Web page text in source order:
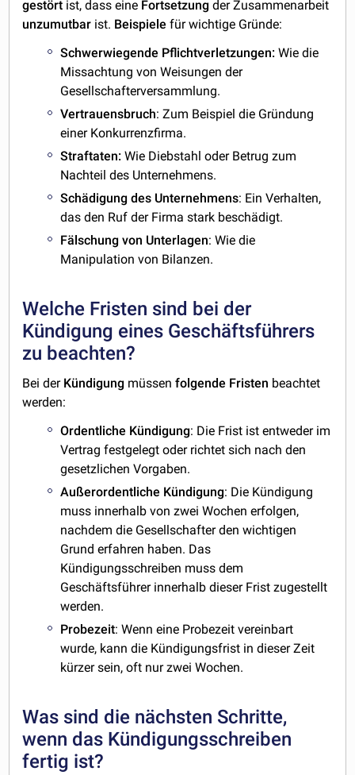
gestört ist, dass eine Fortsetzung der Zusammenarbeit
unzumutbar ist. Beispiele für wichtige Gründe:
Schwerwiegende Pflichtverletzungen: Wie die
Missachtung von Weisungen der
Gesellschafterversammlung.
Vertrauensbruch: Zum Beispiel die Gründung
einer Konkurrenzfirma.
Straftaten: Wie Diebstahl oder Betrug zum
Nachteil des Unternehmens.
Schädigung des Unternehmens: Ein Verhalten,
das den Ruf der Firma stark beschädigt.
Fälschung von Unterlagen: Wie die
Manipulation von Bilanzen.
Welche Fristen sind bei der
Kündigung eines Geschäftsführers
zu beachten?
Bei der Kündigung müssenfolgende Fristen beachtet
werden:
Ordentliche Kündigung: Die Frist ist entweder im
Vertrag festgelegt oder richtet sich nach den
gesetzlichen Vorgaben.
Außerordentliche Kündigung: Die Kündigung
muss innerhalb von zwei Wochen erfolgen,
nachdem die Gesellschafter den wichtigen
Grund erfahren haben. Das
Kündigungsschreiben muss dem
Geschäftsführer innerhalb dieser Frist zugestellt
werden.
Probezeit: Wenn eine Probezeit vereinbart
wurde, kann die Kündigungsfrist in dieser Zeit
kürzer sein, oft nur zwei Wochen.
Was sind die nächsten Schritte,
wenn das Kündigungsschreiben
fertig ist?